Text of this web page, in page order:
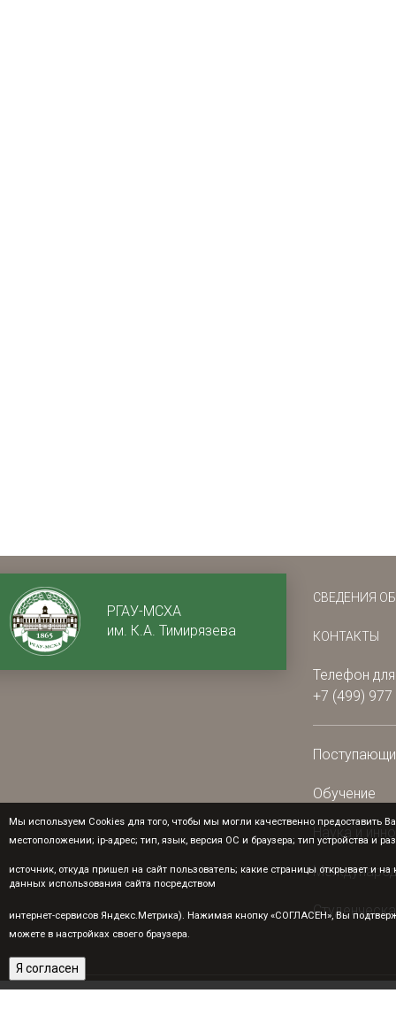
РГАУ-МСХА
им. К.А. Тимирязева
СВЕДЕНИЯ
КОНТАКТЫ
Телефон
+7 (499) 977
Обучение
Наука и
Мы используем Cookies для того, чтобы мы могли качественно предоставить
местоположении; ip-адрес; тип, язык, версия ОС и браузера; тип устройства и
источник, откуда пришел на сайт пользователь; какие страницы открывает и
данных использования сайта посредством
интернет-сервисов Яндекс.Метрика). Нажимая кнопку «СОГЛАСЕН», Вы
можете в настройках своего браузера.
Я согласен